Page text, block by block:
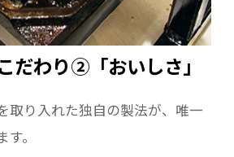
だわり②「おいしさ」
取り入れた独自の製法が、唯一
。